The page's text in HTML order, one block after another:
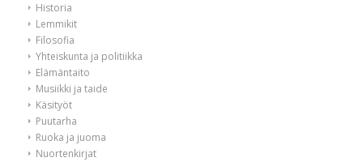
Historia
Lemmikit
Filosofia
Yhteiskunta ja politiikka
Elämäntaito
Musiikki ja taide
Käsityöt
Puutarha
Ruoka ja juoma
Nuortenkirjat